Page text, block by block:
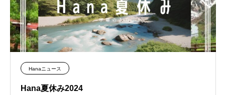
Hanaニュース
Hana夏休み2024